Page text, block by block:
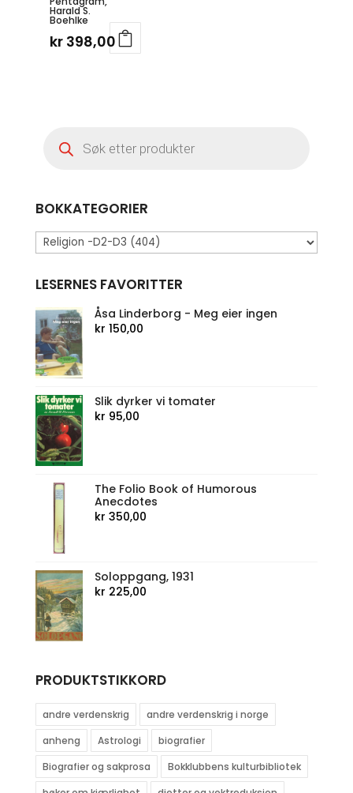
Harald S.
Boehlke
kr398,00
search
BOKKATEGORIER
LESERNES FAVORITTER
Åsa Linderborg - Meg eier ingen
kr 150,00
Slik dyrker vi tomater
kr 95,00
The Folio Book of Humorous
Anecdotes
kr 350,00
Soloppgang, 1931
kr 225,00
PRODUKTSTIKKORD
andre verdenskrig
andre verdenskrig i norge
anheng
Astrologi
biografier
Biografier og sakprosa
Bokklubbens kulturbibliotek